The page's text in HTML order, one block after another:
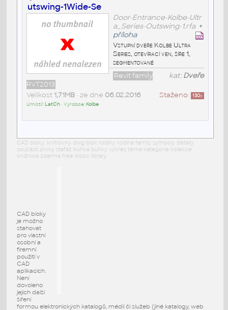
utswing-1Wide-Se
Door-Entrance-Kolbe-Ultr
a_Series-Outswing-1.rfa +
příloha
Vstupní dveře Kolbe Ultra
Series, otevírací ven, šíře 1,
segmentované
kat:Dveře
Revit family
RVT2013
Staženo: 130x
Velikost 1,71MB• ze dne 06.02.2016
Umístil: LatCh• Výrobce: Kolbe
CAD bloky: knihovny dwg blok rodiny rodina family symboly detaily
součásti prvky stafáž buňka buňky výkres téma kategorie kolekce
knižnica zdarma free block library
CAD bloky
je možno
stahovat
pro vlastní
osobní a
firemní
použití v
CAD
aplikacích.
Není
dovoleno
jejich další
šíření
formou elektronických katalogů, médií či služeb (jiné katalogy, web